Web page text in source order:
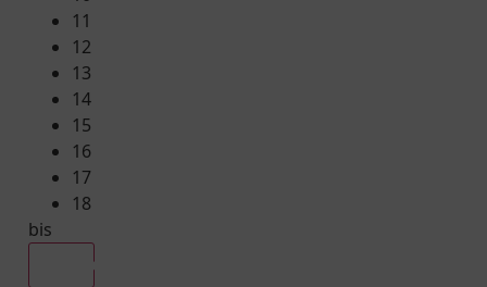
11
12
13
14
15
16
17
18
bis